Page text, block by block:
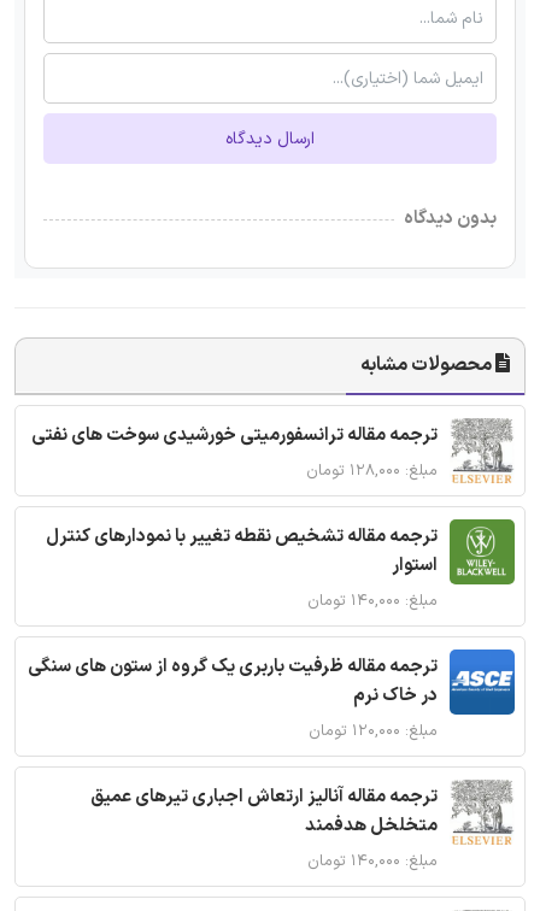
ارسال دیدگاه
بدون دیدگاه
محصولات مشابه
ترجمه مقاله ترانسفورمیتی خورشیدی سوخت های نفتی
مبلغ: ۱۲۸,۰۰۰ تومان
ترجمه مقاله تشخیص نقطه تغییر با نمودارهای کنترل
استوار
مبلغ: ۱۴۰,۰۰۰ تومان
ترجمه مقاله ظرفیت باربری یک گروه از ستون های سنگی
در خاک نرم
مبلغ: ۱۲۰,۰۰۰ تومان
ترجمه مقاله آنالیز ارتعاش اجباری تیرهای عمیق
متخلخل هدفمند
مبلغ: ۱۴۰,۰۰۰ تومان